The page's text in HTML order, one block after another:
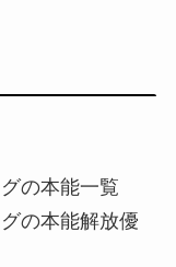
の本能一覧
の本能解放優